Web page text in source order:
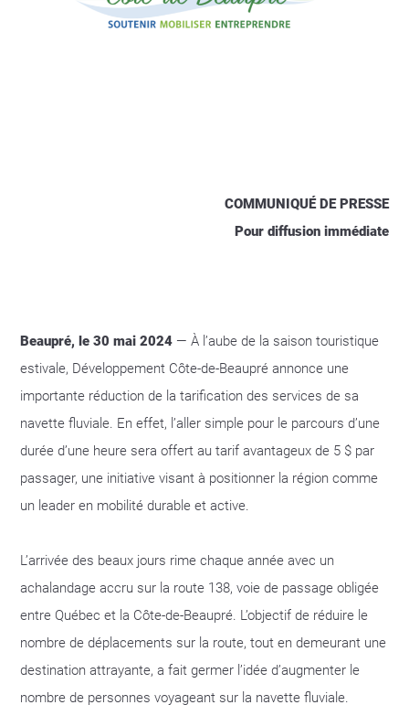
COMMUNIQUÉ DE PRESSE
Pour diffusion immédiate
Beaupré, le 30 mai 2024 — À l’aube de la saison touristique
estivale, Développement Côte-de-Beaupré annonce une
importante réduction de la tarification des services de sa
navette fluviale. En effet, l’aller simple pour le parcours d’une
durée d’une heure sera offert au tarif avantageux de 5 $ par
passager, une initiative visant à positionner la région comme
un leader en mobilité durable et active.
L’arrivée des beaux jours rime chaque année avec un
achalandage accru sur la route 138, voie de passage obligée
entre Québec et la Côte-de-Beaupré. L’objectif de réduire le
nombre de déplacements sur la route, tout en demeurant une
destination attrayante, a fait germer l’idée d’augmenter le
nombre de personnes voyageant sur la navette fluviale.